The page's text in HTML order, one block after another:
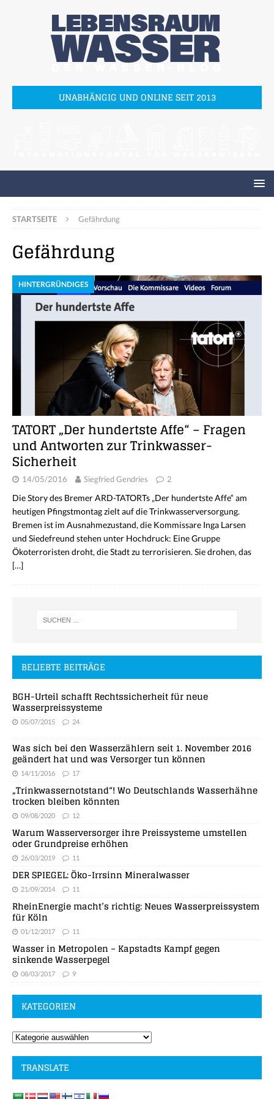
UNABHÄNGIG UND ONLINE SEIT 2013
STARTSEITE Gefährdung
Gefährdung
HINTERGRÜNDIGES
TATORT „Der hundertste Affe“ – Fragen
und Antworten zur Trinkwasser-
Sicherheit
14/05/2016 Siegfried Gendries 2
Die Story des Bremer ARD-TATORTs „Der hundertste Affe“ am
heutigen Pfingstmontag zielt auf die Trinkwasserversorgung.
Bremen ist im Ausnahmezustand, die Kommissare Inga Larsen
und Siedefreund stehen unter Hochdruck: Eine Gruppe
Ökoterroristen droht, die Stadt zu terrorisieren. Sie drohen, das
[…]
BELIEBTE BEITRÄGE
BGH-Urteil schafft Rechtssicherheit für neue
Wasserpreissysteme
05/07/2015 24
Was sich bei den Wasserzählern seit 1. November 2016
geändert hat und was Versorger tun können
14/11/2016 17
„Trinkwassernotstand“! Wo Deutschlands Wasserhähne
trocken bleiben könnten
09/08/2020 12
Warum Wasserversorger ihre Preissysteme umstellen
oder Grundpreise erhöhen
26/03/2019 11
DER SPIEGEL: Öko-Irrsinn Mineralwasser
21/09/2014 11
RheinEnergie macht’s richtig: Neues Wasserpreissystem
für Köln
01/12/2017 11
Wasser in Metropolen – Kapstadts Kampf gegen
sinkende Wasserpegel
08/03/2017 9
KATEGORIEN
TRANSLATE